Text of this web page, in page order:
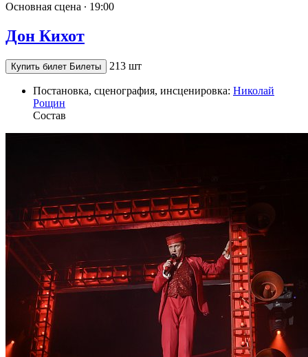
Основная сцена ∙ 19:00
Дон Кихот
Купить билет Билеты 213 шт
Постановка, сценография, инсценировка: Николай
Рощин
Состав